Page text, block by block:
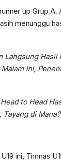
up Grup A.
menunggu
Langsung Hasil
Ini,
to Head
Tayang di Mana?
ini, Timnas